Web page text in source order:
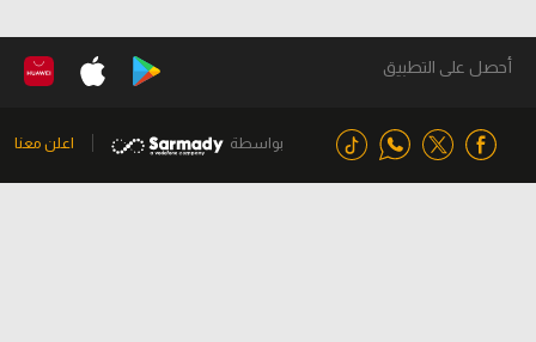
أحصل على التطبيق
بواسطة اعلن معنا